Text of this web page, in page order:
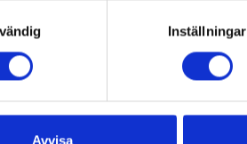
Inställningar
Avvisa
HögforsGST (Gsterm AB)